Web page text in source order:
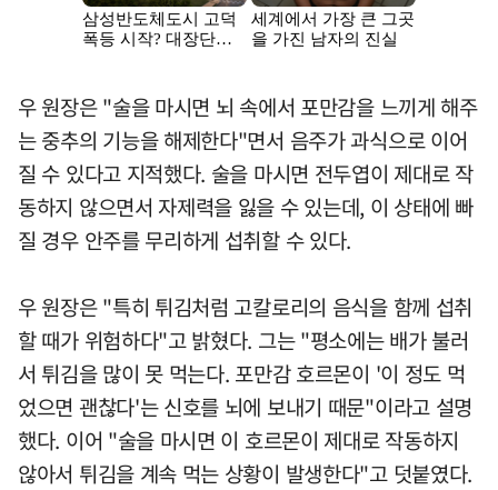
우 원장은 "술을 마시면 뇌 속에서 포만감을 느끼게 해주
는 중추의 기능을 해제한다"면서 음주가 과식으로 이어
질 수 있다고 지적했다. 술을 마시면 전두엽이 제대로 작
동하지 않으면서 자제력을 잃을 수 있는데, 이 상태에 빠
질 경우 안주를 무리하게 섭취할 수 있다.
우 원장은 "특히 튀김처럼 고칼로리의 음식을 함께 섭취
할 때가 위험하다"고 밝혔다. 그는 "평소에는 배가 불러
서 튀김을 많이 못 먹는다. 포만감 호르몬이 '이 정도 먹
었으면 괜찮다'는 신호를 뇌에 보내기 때문"이라고 설명
했다. 이어 "술을 마시면 이 호르몬이 제대로 작동하지
않아서 튀김을 계속 먹는 상황이 발생한다"고 덧붙였다.